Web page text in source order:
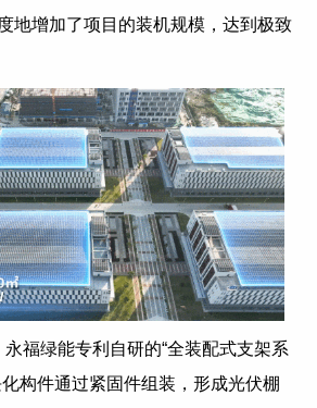
地增加了项目的装机规模，达到极致
福绿能专利自研的“全装配式支架系
构件通过紧固件组装，形成光伏棚